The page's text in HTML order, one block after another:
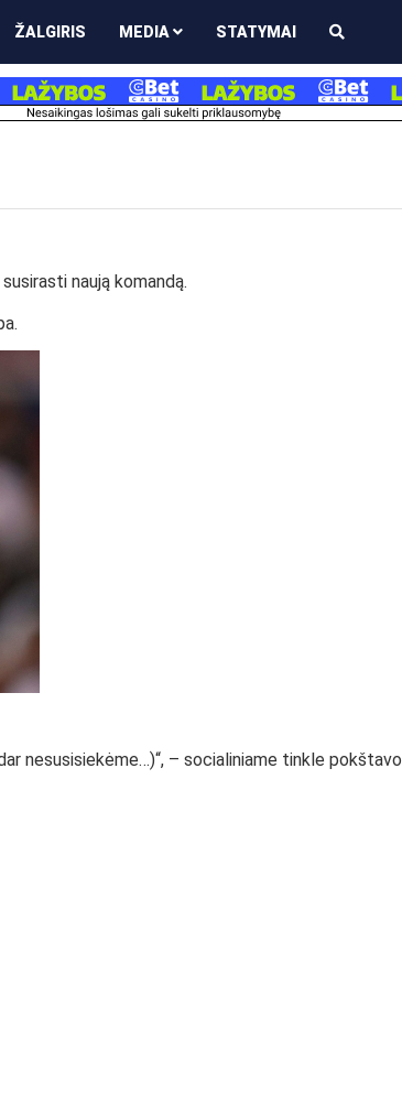
ŽALGIRIS MEDIA STATYMAI
naują komandą.
nesusisiekėme…)“, – socialiniame tinkle pokštavo